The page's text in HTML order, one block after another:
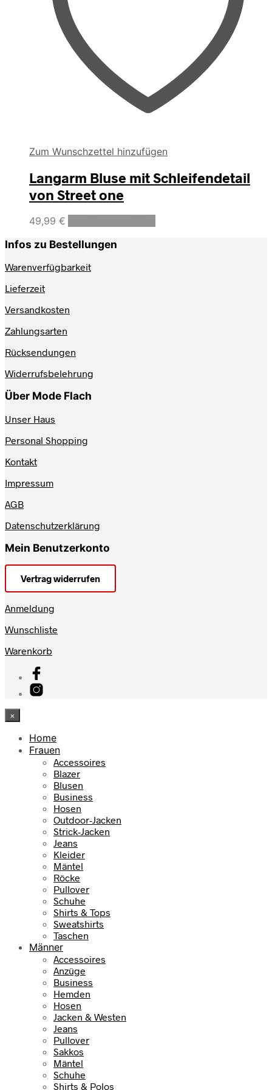
Zum Wunschzettel hinzufügen
Langarm Bluse mit Schleifendetail
von Street one
49,99 €
Infos zu Bestellungen
Warenverfügbarkeit
Lieferzeit
Versandkosten
Zahlungsarten
Rücksendungen
Widerrufsbelehrung
Über Mode Flach
Unser Haus
Personal Shopping
Kontakt
Impressum
AGB
Datenschutzerklärung
Mein Benutzerkonto
Vertrag widerrufen
Anmeldung
Wunschliste
Warenkorb
×
Home
Frauen
Accessoires
Blazer
Blusen
Business
Hosen
Outdoor-Jacken
Strick-Jacken
Jeans
Kleider
Mäntel
Röcke
Pullover
Schuhe
Shirts & Tops
Sweatshirts
Taschen
Männer
Accessoires
Anzüge
Business
Hemden
Hosen
Jacken & Westen
Jeans
Pullover
Sakkos
Mäntel
Schuhe
Shirts & Polos